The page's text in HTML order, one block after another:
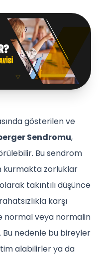
gösterilen ve
Sendromu,
Bu sendrom
kurmakta zorluklar
takıntılı düşünce
karşı
normal veya normalin
nedenle bu bireyler
alabilirler ya da